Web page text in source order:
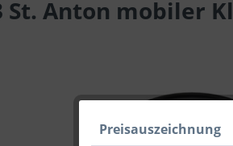
St. Anton mobiler
Preisauszeichnung